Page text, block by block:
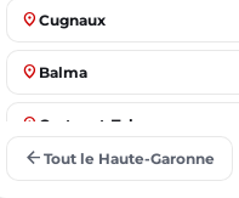
place Cugnaux
place Balma
place Castanet-Tolosan
arrow_back Tout le Haute-Garonne